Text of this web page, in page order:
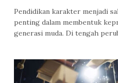
Pendidikan karakter menjadi
penting dalam membentuk
generasi muda. Di tengah